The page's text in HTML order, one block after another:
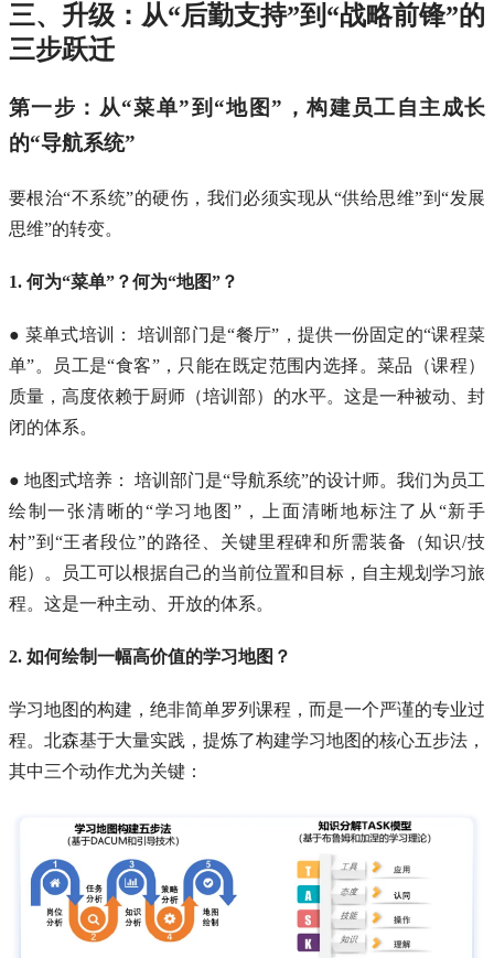
三、升级：从“后勤支持”到“战略前锋”的
三步跃迁
第一步：从“菜单”到“地图”，构建员工自主成长
的“导航系统”
要根治“不系统”的硬伤，我们必须实现从“供给思维”到“发展
思维”的转变。
1. 何为“菜单”？何为“地图”？
● 菜单式培训： 培训部门是“餐厅”，提供一份固定的“课程菜
单”。员工是“食客”，只能在既定范围内选择。菜品（课程）
质量，高度依赖于厨师（培训部）的水平。这是一种被动、封
闭的体系。
● 地图式培养： 培训部门是“导航系统”的设计师。我们为员工
绘制一张清晰的“学习地图”，上面清晰地标注了从“新手
村”到“王者段位”的路径、关键里程碑和所需装备（知识/技
能）。员工可以根据自己的当前位置和目标，自主规划学习旅
程。这是一种主动、开放的体系。
2. 如何绘制一幅高价值的学习地图？
学习地图的构建，绝非简单罗列课程，而是一个严谨的专业过
程。北森基于大量实践，提炼了构建学习地图的核心五步法，
其中三个动作尤为关键：